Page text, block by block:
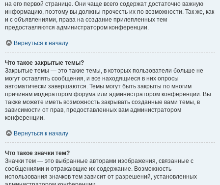
на его первой странице. Они чаще всего содержат достаточно важную
информацию, поэтому вы должны прочесть их по возможности. Так же, как
и с объявлениями, права на создание прилепленных тем
предоставляются администратором конференции.
Вернуться к началу
Что такое закрытые темы?
Закрытые темы — это такие темы, в которых пользователи больше не
могут оставлять сообщения, и все находящиеся в них опросы
автоматически завершаются. Темы могут быть закрыты по многим
причинам модератором форума или администратором конференции. Вы
также можете иметь возможность закрывать созданные вами темы, в
зависимости от прав, предоставленных вам администратором
конференции.
Вернуться к началу
Что такое значки тем?
Значки тем — это выбранные авторами изображения, связанные с
сообщениями и отражающие их содержание. Возможность
использования значков тем зависит от разрешений, установленных